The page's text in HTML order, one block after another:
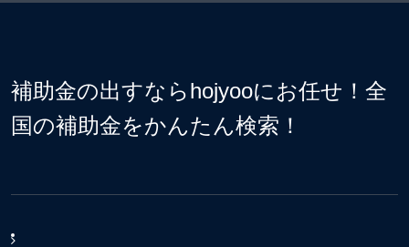
補助金の出すならhojyooにお任せ！全
国の補助金をかんたん検索！